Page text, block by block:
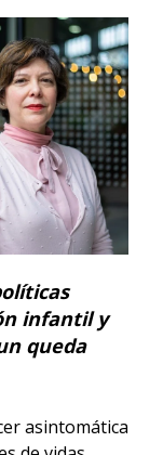
infantil y
queda
asintomática